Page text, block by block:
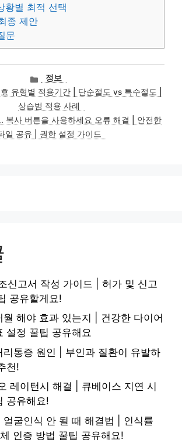
황별 최적 선택
종 제안
문
카
테
고
리
정보
유형별 적용기간 | 단순절도 vs 특수절도 |
상습범 적용 사례
복사 버튼을 사용하세요 오류 해결 | 안전한
일 공유 | 권한 설정 가이드
신고서 작성 가이드 | 허가 및 신고
공유할게요!
월 해야 효과 있는지 | 건강한 다이어
설정 꿀팁 공유해요
리통증 원인 | 부인과 질환이 유발하
천!
레이턴시 해결 | 큐베이스 지연 시
공유해요!
얼굴인식 안 될 때 해결법 | 인식률
인증 방법 꿀팁 공유해요!